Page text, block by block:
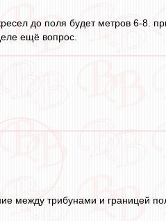
до поля будет метров 6-8.
ещё вопрос.
между трибунами и границей